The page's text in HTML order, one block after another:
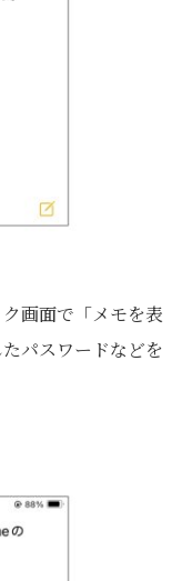
画面で「メモを表
パスワードなどを